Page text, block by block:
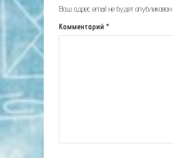
Ваш адрес email не будет опубликован.
Комментарий *